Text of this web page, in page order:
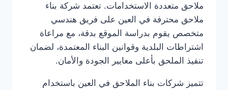
ملاحق متعددة الاستخدامات. تعتمد شركة بناء
ملاحق محترفة في العين على فريق هندسي
متخصص يقوم بدراسة الموقع بدقة، مع مراعاة
اشتراطات البلدية وقوانين البناء المعتمدة، لضمان
تنفيذ الملحق بأعلى معايير الجودة والأمان.
تتميز شركات بناء الملاحق في العين باستخدام